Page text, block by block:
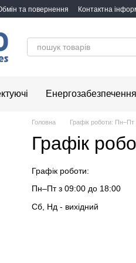
та повернення Контактна
Енергозабезпечення
Головна Графік роботи:
Графік
Графік роботи:
Пн–Пт з 09:00 до 18:00
Сб, Нд - вихідний